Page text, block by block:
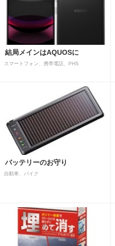
結局メインはAQUOSに
スマートフォン、携帯電話、PHS
バッテリーのお守り
自動車、バイク